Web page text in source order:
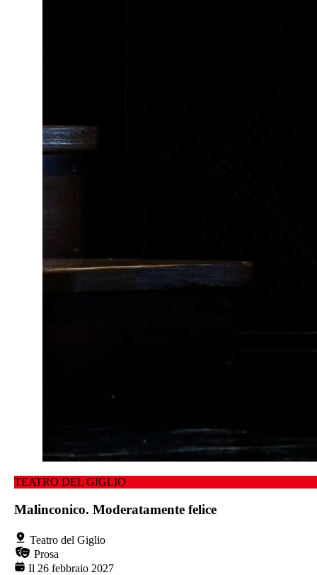
TEATRO DEL GIGLIO
Malinconico. Moderatamente felice
Teatro del Giglio
Prosa
Il 26 febbraio 2027